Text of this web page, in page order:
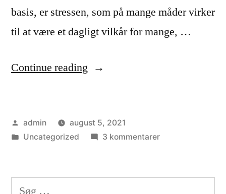
basis, er stressen, som på mange måder virker
til at være et dagligt vilkår for mange, …
Continue reading “Stress
medarbejderens
skyld,
Posted
by
admin
august 5, 2021
Posted
Uncategorized 3 kommentarertil
aldrig
Søg